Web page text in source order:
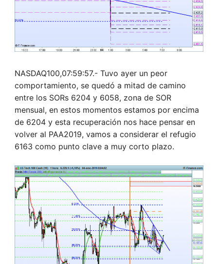
NASDAQ100,07:59:57.- Tuvo ayer un peor
comportamiento, se quedó a mitad de camino
entre los SORs 6204 y 6058, zona de SOR
mensual, en estos momentos estamos por encima
de 6204 y esta recuperación nos hace pensar en
volver al PAA2019, vamos a considerar el refugio
6163 como punto clave a muy corto plazo.